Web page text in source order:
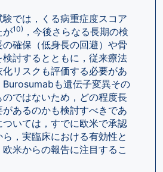
が10) ，今後さらなる長期の検
確保（低身長の回避）や骨
討するとともに，従来療法
リスクも評価する必要があ
Burosumabも遺伝子変異その
のではないため，どの程度長
あるのかも検討すべきであ
ついては，すでに欧米で承認
，実臨床における有効性と
米からの報告に注目するこ